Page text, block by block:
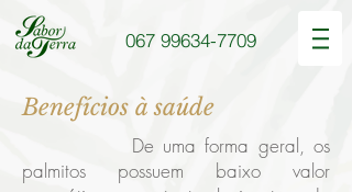
067 99634-7709
Benefícios à saúde
De uma forma geral, os
palmitos possuem baixo valor